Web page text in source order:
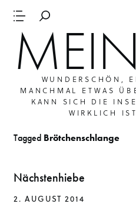
WUNDERSCHÖN,
MANCHMAL ETWAS
KANN SICH DIE
WIRKLICH
Tagged Brötchenschlange
Nächstenhiebe
2. AUGUST 2014